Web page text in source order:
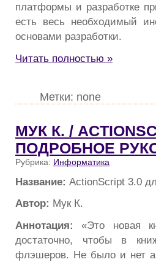
платформы и разработке
есть весь необходимый
основами разработки.
Читать полностью »
Метки: none
МУК К. /
ПОДРОБНОЕ
Рубрика: Информатика
Название: ActionScript 3.0
Автор: Мук К.
Аннотация: «Это новая
достаточно, чтобы в
флэшеров. Не было и нет